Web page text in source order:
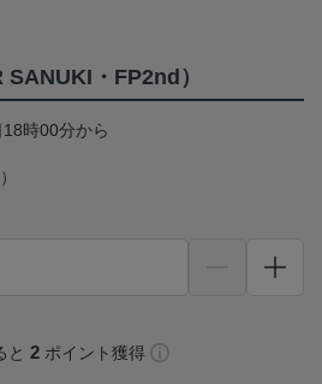
・FP2nd）
時00分から
と 2 ポイント獲得